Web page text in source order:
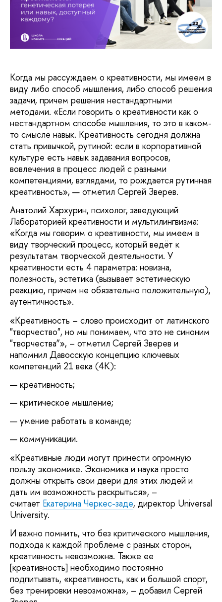
Когда мы рассуждаем о креативности, мы имеем в
виду либо способ мышления, либо способ решения
задачи, причем решения нестандартными
методами. «Если говорить о креативности как о
нестандартном способе мышления, то это в каком-
то смысле навык. Креативность сегодня должна
стать привычкой, рутиной: если в корпоративной
культуре есть навык задавания вопросов,
вовлечения в процесс людей с разными
компетенциями, взглядами, то рождается рутинная
креативность», — отметил Сергей Зверев.
Анатолий Хархурин, психолог, заведующий
Лабораторией креативности и мультилингвизма:
«Когда мы говорим о креативности, мы имеем в
виду творческий процесс, который ведёт к
результатам творческой деятельности. У
креативности есть 4 параметра: новизна,
полезность, эстетика (вызывает эстетическую
реакцию, причем не обязательно положительную),
аутентичность».
«Креативность – слово происходит от латинского
"творчество", но мы понимаем, что это не синоним
"творчества”», – отметил Сергей Зверев и
напомнил Давосскую концепцию ключевых
компетенций 21 века (4К):
креативность;
критическое мышление;
умение работать в команде;
коммуникации.
«Креативные люди могут принести огромную
пользу экономике. Экономика и наука просто
должны открыть свои двери для этих людей и
дать им возможность раскрыться», –
считает Екатерина Черкес-заде, директор Universal
University.
И важно помнить, что без критического мышления,
подхода к каждой проблеме с разных сторон,
креативность невозможна. Также ее
[креативность] необходимо постоянно
подпитывать, «креативность, как и большой спорт,
без тренировки невозможна», – добавил Сергей